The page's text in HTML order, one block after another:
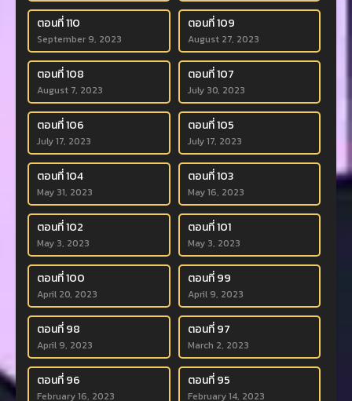
ตอนที่ 110
September 9, 2023
ตอนที่ 109
August 27, 2023
ตอนที่ 108
August 7, 2023
ตอนที่ 107
July 30, 2023
ตอนที่ 106
July 17, 2023
ตอนที่ 105
July 17, 2023
ตอนที่ 104
May 31, 2023
ตอนที่ 103
May 16, 2023
ตอนที่ 102
May 3, 2023
ตอนที่ 101
May 3, 2023
ตอนที่ 100
April 20, 2023
ตอนที่ 99
April 9, 2023
ตอนที่ 98
April 9, 2023
ตอนที่ 97
March 2, 2023
ตอนที่ 96
February 16, 2023
ตอนที่ 95
February 14, 2023